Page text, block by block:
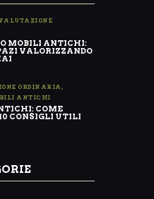
MOBILI ANTICHI:
VALORIZZANDO
ORDINARIA
ANTICHI
COME
CONSIGLI UTILI